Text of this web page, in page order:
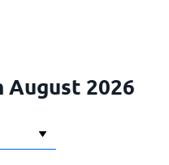
August 2026